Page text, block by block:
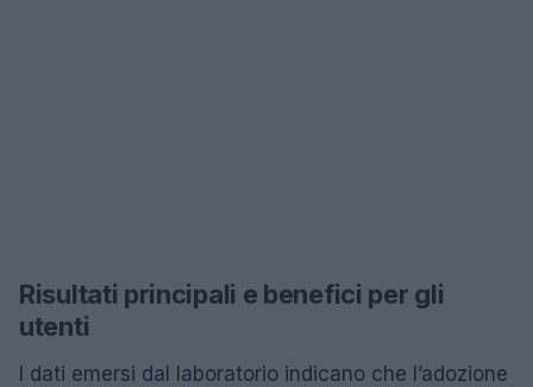
Risultati principali e benefici per gli
utenti
I dati emersi dal laboratorio indicano che l’adozione